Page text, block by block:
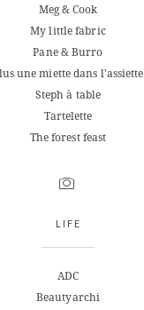
Meg & Cook
My little fabric
Pane & Burro
une miette dans l'assiette
Steph à table
Tartelette
The forest feast
LIFE
ADC
Beautyarchi